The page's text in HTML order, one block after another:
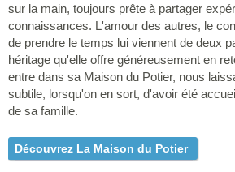
sur la main, toujours prête à partager
connaissances. L'amour des autres, le
de prendre le temps lui viennent de deux
héritage qu'elle offre généreusement en
entre dans sa Maison du Potier, nous
subtile, lorsqu'on en sort, d'avoir été
de sa famille.
Découvrez La Maison du Potier